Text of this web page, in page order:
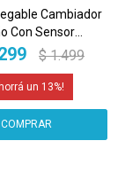
Cambiador
Con Sensor
Bañera Bebes
Rosa
$ 1.499
13